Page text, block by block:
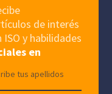
de interés
y habilidades
en